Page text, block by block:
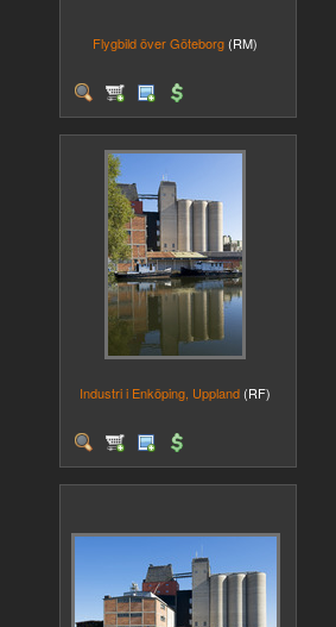
Flygbild över Göteborg (RM)
Industri i Enköping, Uppland (RF)